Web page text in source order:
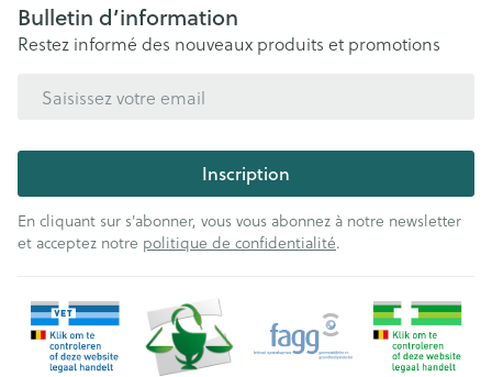
Bulletin d’information
Restez informé des nouveaux produits et promotions
Inscription
En cliquant sur s'abonner, vous vous abonnez à notre newsletter
et acceptez notre politique de confidentialité.